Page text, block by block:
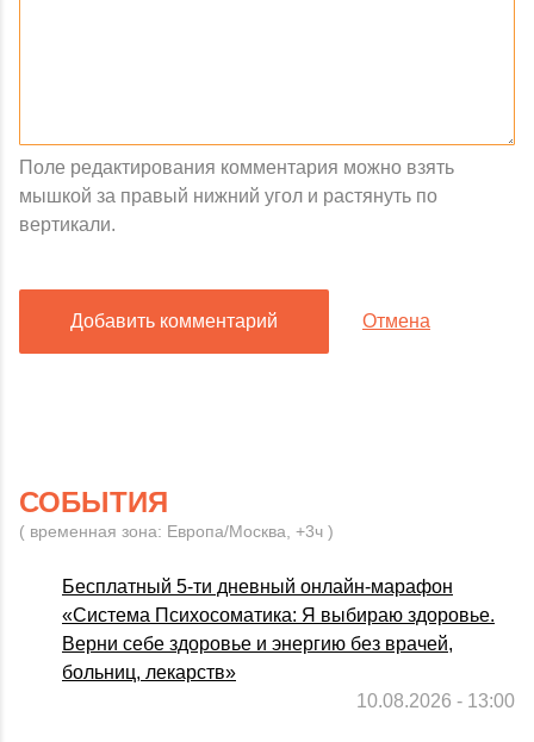
Поле редактирования комментария можно взять
мышкой за правый нижний угол и растянуть по
вертикали.
Добавить комментарий Отмена
СОБЫТИЯ
( временная зона: Европа/Москва, +3ч )
Бесплатный 5-ти дневный онлайн-марафон
«Система Психосоматика: Я выбираю здоровье.
Верни себе здоровье и энергию без врачей,
больниц, лекарств»
10.08.2026 - 13:00